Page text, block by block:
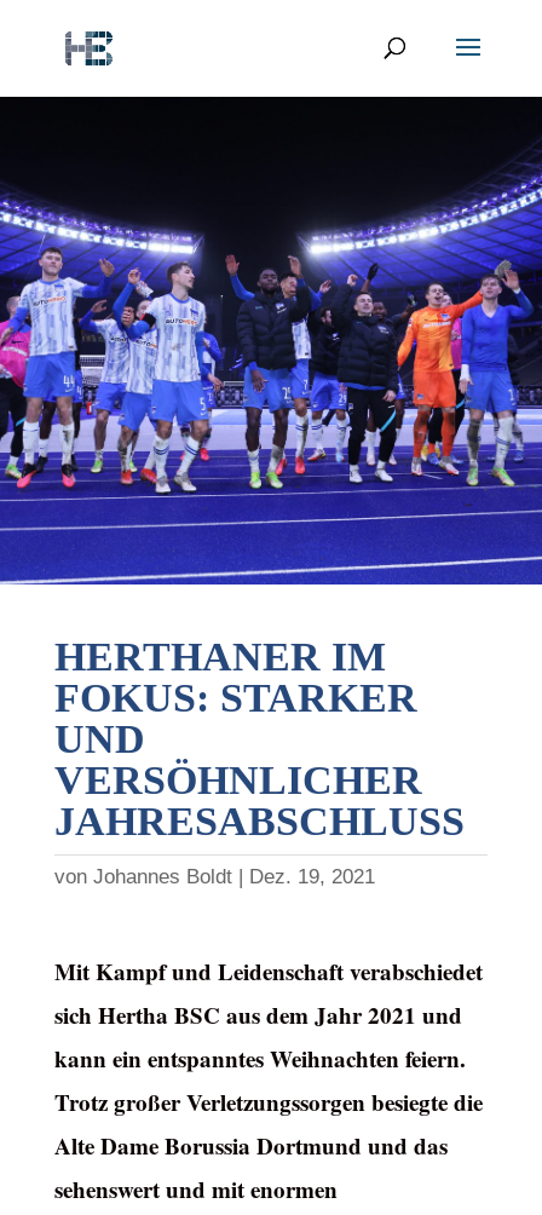
HERTHANER IM
FOKUS: STARKER
UND
VERSÖHNLICHER
JAHRESABSCHLUSS
von Johannes Boldt Dez. 19, 2021
Mit Kampf und Leidenschaft verabschiedet
sich Hertha BSC aus dem Jahr 2021 und
kann ein entspanntes Weihnachten feiern.
Trotz großer Verletzungssorgen besiegte die
Alte Dame Borussia Dortmund und das
sehenswert und mit enormen